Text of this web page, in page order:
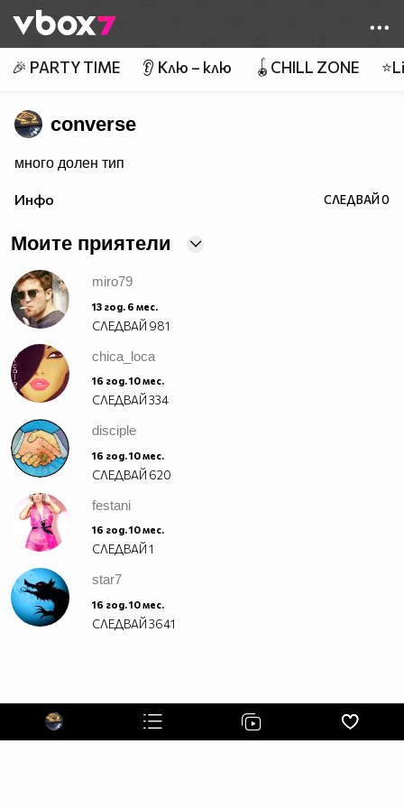
👾
🎉 PARTY TIME 👂 Клю – клю 🪀CHILL ZONE
converse
много долен тип
Инфо СЛЕДВАЙ0
Моите приятели
miro79
13 год. 6 мес.
СЛЕДВАЙ 981
chica_loca
16 год. 10 мес.
СЛЕДВАЙ334
disciple
16 год. 10 мес.
СЛЕДВАЙ 620
festani
16 год. 10 мес.
СЛЕДВАЙ1
star7
16 год. 10 мес.
СЛЕДВАЙ3641